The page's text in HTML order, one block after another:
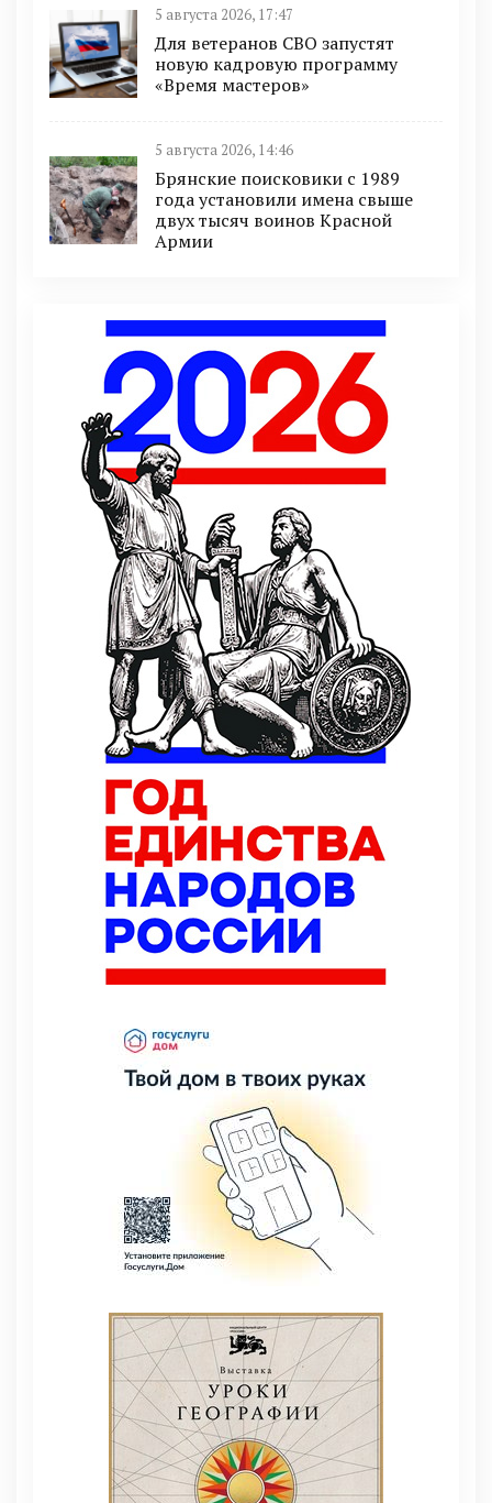
5 августа 2026, 17:47
Для ветеранов СВО запустят
новую кадровую программу
«Время мастеров»
5 августа 2026, 14:46
Брянские поисковики с 1989
года установили имена свыше
двух тысяч воинов Красной
Армии